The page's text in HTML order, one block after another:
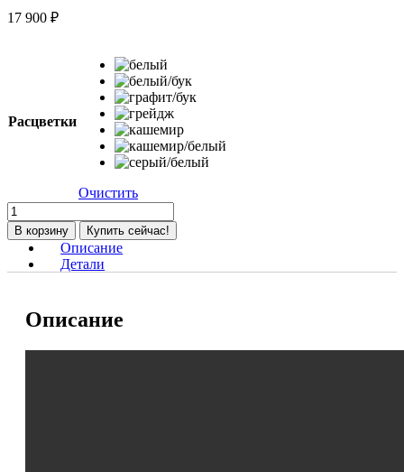
17 900 ₽
Расцветки
Очистить
Количество
товара
Кроватка
Lunna
наклоном
прод.маятн.
В корзину Купить сейчас!
Описание
Детали
Описание